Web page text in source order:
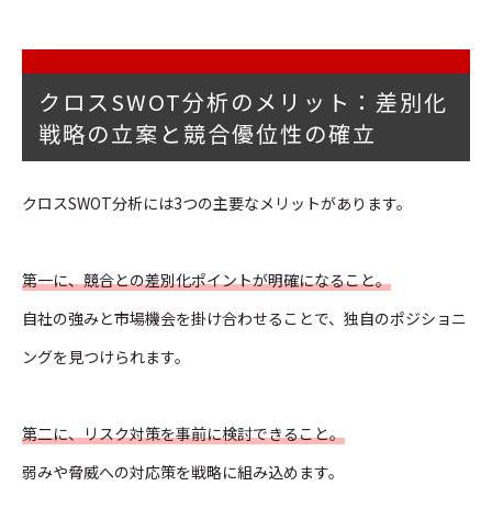
クロスSWOT分析のメリット：差別化
戦略の立案と競合優位性の確立
クロスSWOT分析には3つの主要なメリットがあります。
第一に、競合との差別化ポイントが明確になること。
自社の強みと市場機会を掛け合わせることで、独自のポジショニ
ングを見つけられます。
第二に、リスク対策を事前に検討できること。
弱みや脅威への対応策を戦略に組み込めます。